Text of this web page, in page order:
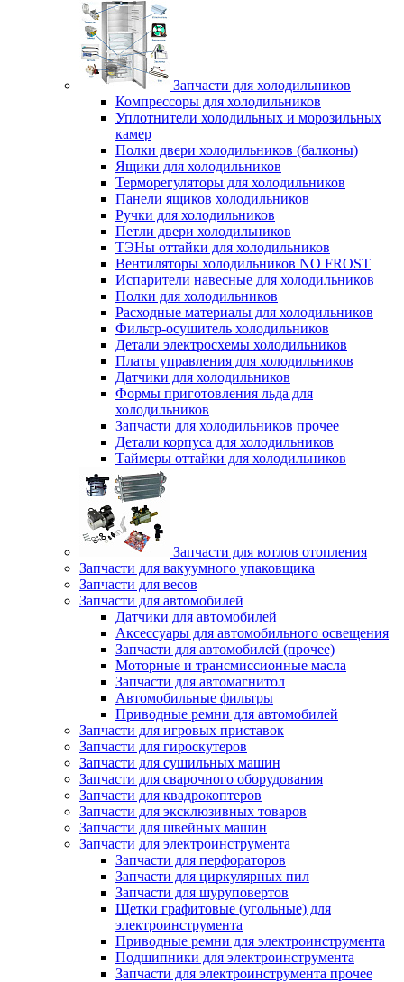
Запчасти для холодильников
Компрессоры для холодильников
Уплотнители холодильных и морозильных
камер
Полки двери холодильников (балконы)
Ящики для холодильников
Терморегуляторы для холодильников
Панели ящиков холодильников
Ручки для холодильников
Петли двери холодильников
ТЭНы оттайки для холодильников
Вентиляторы холодильников NO FROST
Испарители навесные для холодильников
Полки для холодильников
Расходные материалы для холодильников
Фильтр-осушитель холодильников
Детали электросхемы холодильников
Платы управления для холодильников
Датчики для холодильников
Формы приготовления льда для
холодильников
Запчасти для холодильников прочее
Детали корпуса для холодильников
Таймеры оттайки для холодильников
Запчасти для котлов отопления
Запчасти для вакуумного упаковщика
Запчасти для весов
Запчасти для автомобилей
Датчики для автомобилей
Аксессуары для автомобильного освещения
Запчасти для автомобилей (прочее)
Моторные и трансмиссионные масла
Запчасти для автомагнитол
Автомобильные фильтры
Приводные ремни для автомобилей
Запчасти для игровых приставок
Запчасти для гироскутеров
Запчасти для сушильных машин
Запчасти для сварочного оборудования
Запчасти для квадрокоптеров
Запчасти для эксклюзивных товаров
Запчасти для швейных машин
Запчасти для электроинструмента
Запчасти для перфораторов
Запчасти для циркулярных пил
Запчасти для шуруповертов
Щетки графитовые (угольные) для
электроинструмента
Приводные ремни для электроинструмента
Подшипники для электроинструмента
Запчасти для электроинструмента прочее